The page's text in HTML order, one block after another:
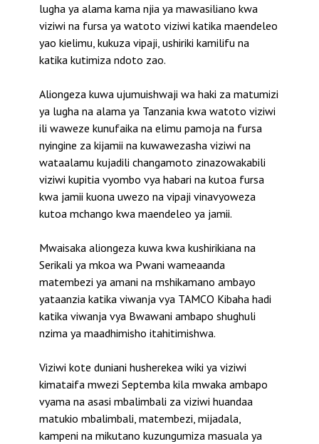
lugha ya alama kama njia ya mawasiliano kwa
viziwi na fursa ya watoto viziwi katika maendeleo
yao kielimu, kukuza vipaji, ushiriki kamilifu na
katika kutimiza ndoto zao.
Aliongeza kuwa ujumuishwaji wa haki za matumizi
ya lugha na alama ya Tanzania kwa watoto viziwi
ili waweze kunufaika na elimu pamoja na fursa
nyingine za kijamii na kuwawezasha viziwi na
wataalamu kujadili changamoto zinazowakabili
viziwi kupitia vyombo vya habari na kutoa fursa
kwa jamii kuona uwezo na vipaji vinavyoweza
kutoa mchango kwa maendeleo ya jamii.
Mwaisaka aliongeza kuwa kwa kushirikiana na
Serikali ya mkoa wa Pwani wameaanda
matembezi ya amani na mshikamano ambayo
yataanzia katika viwanja vya TAMCO Kibaha hadi
katika viwanja vya Bwawani ambapo shughuli
nzima ya maadhimisho itahitimishwa.
Viziwi kote duniani husherekea wiki ya viziwi
kimataifa mwezi Septemba kila mwaka ambapo
vyama na asasi mbalimbali za viziwi huandaa
matukio mbalimbali, matembezi, mijadala,
kampeni na mikutano kuzungumiza masuala ya